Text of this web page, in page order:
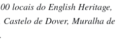
locais do English Heritage,
Castelo de Dover, Muralha de